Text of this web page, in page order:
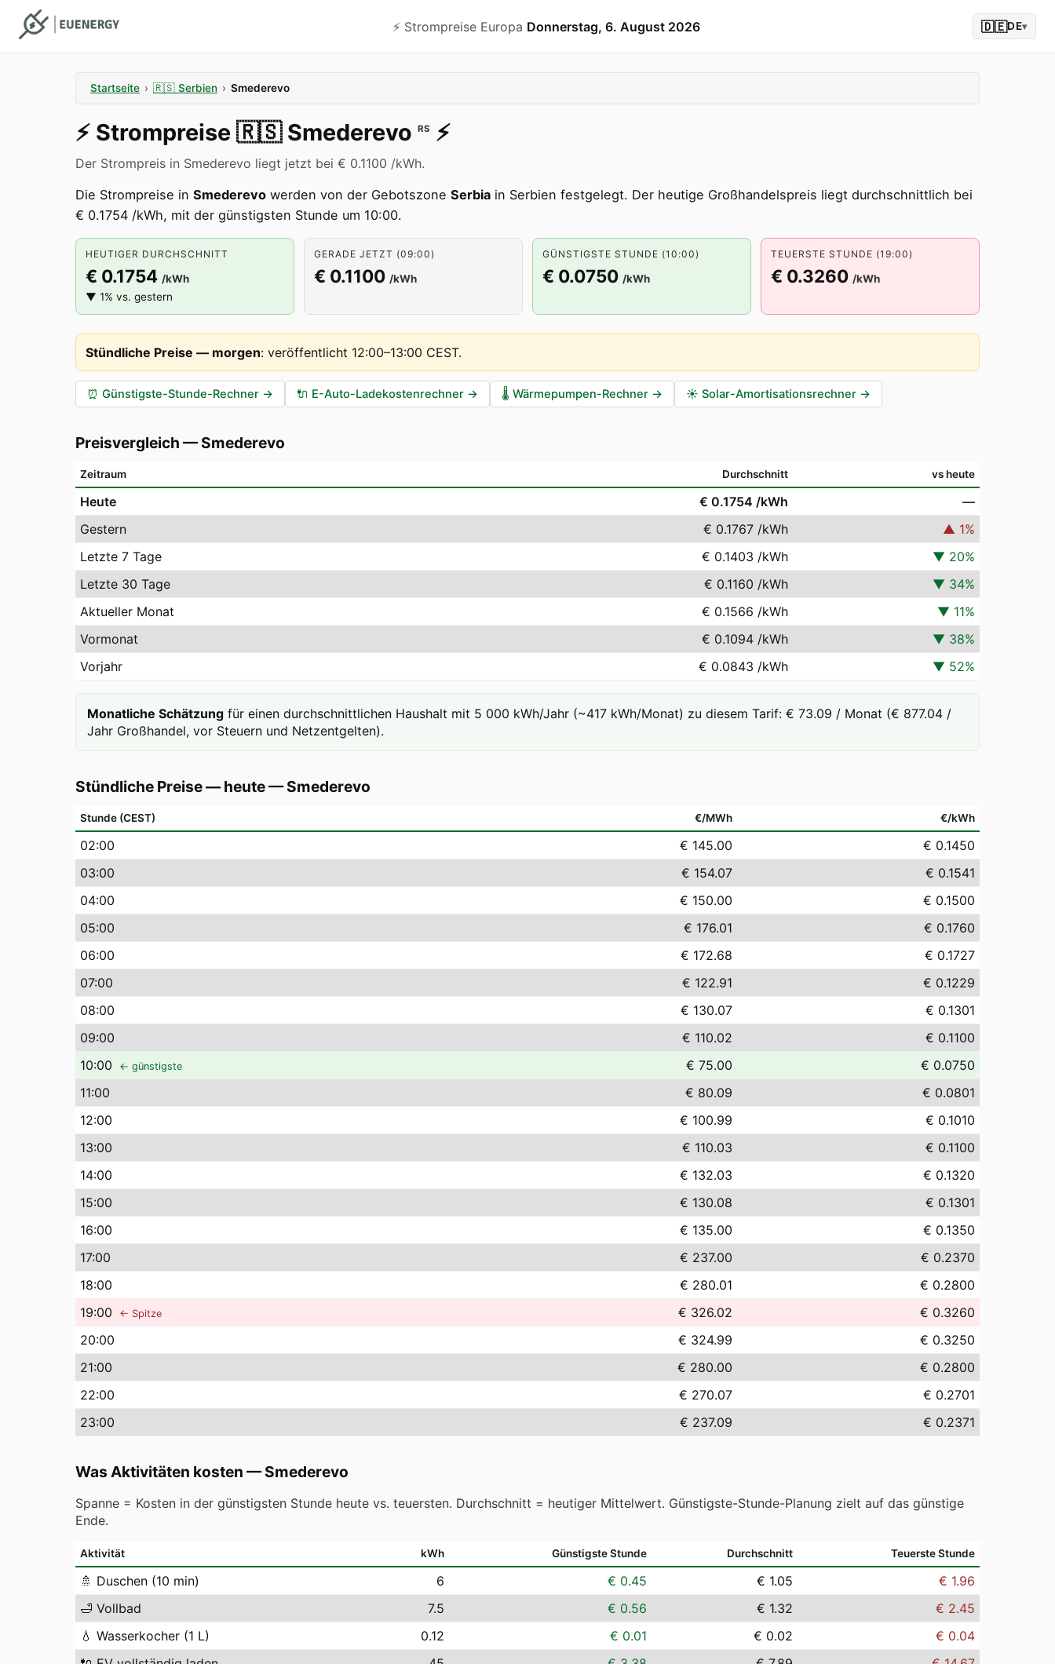
⚡️ Strompreise Europa Donnerstag, 6. August 2026 🇩🇪DE▾
Startseite › 🇷🇸 Serbien › Smederevo
⚡️ Strompreise 🇷🇸 Smederevo RS ⚡️
Der Strompreis in Smederevo liegt jetzt bei € 0.1100 /kWh.
Die Strompreise in Smederevo werden von der Gebotszone Serbia in Serbien festgelegt. Der heutige Großhandelspreis liegt durchschnittlich bei
€ 0.1754 /kWh, mit der günstigsten Stunde um 10:00.
HEUTIGER DURCHSCHNITT
€ 0.1754 /kWh
▼ 1% vs. gestern
GERADE JETZT (09:00)
€ 0.1100 /kWh
GÜNSTIGSTE STUNDE (10:00)
€ 0.0750 /kWh
TEUERSTE STUNDE (19:00)
€ 0.3260 /kWh
Stündliche Preise — morgen: veröffentlicht 12:00–13:00 CEST.
⏰ Günstigste-Stunde-Rechner → 🔌 E-Auto-Ladekostenrechner → 🌡️ Wärmepumpen-Rechner → ☀️ Solar-Amortisationsrechner →
Preisvergleich —Smederevo
Zeitraum Durchschnitt vs heute
Heute € 0.1754 /kWh
—
Gestern
€ 0.1767 /kWh ▲ 1%
Letzte 7 Tage
€ 0.1403 /kWh ▼ 20%
Letzte 30 Tage
€ 0.1160 /kWh ▼ 34%
Aktueller Monat
€ 0.1566 /kWh ▼ 11%
Vormonat
€ 0.1094 /kWh ▼ 38%
Vorjahr
€ 0.0843 /kWh ▼ 52%
Monatliche Schätzung für einen durchschnittlichen Haushalt mit 5 000 kWh/Jahr (~417 kWh/Monat) zu diesem Tarif: € 73.09 / Monat (€ 877.04 /
Jahr Großhandel, vor Steuern und Netzentgelten).
Stündliche Preise — heute—Smederevo
Stunde (CEST) €/MWh €/kWh
02:00 € 145.00
€ 0.1450
03:00 € 154.07
€ 0.1541
04:00 € 150.00
€ 0.1500
05:00 € 176.01
€ 0.1760
06:00 € 172.68
€ 0.1727
07:00 € 122.91
€ 0.1229
08:00 € 130.07
€ 0.1301
09:00 € 110.02
€ 0.1100
10:00 ← günstigste € 75.00
€ 0.0750
11:00 € 80.09
€ 0.0801
12:00 € 100.99
€ 0.1010
13:00 € 110.03
€ 0.1100
14:00 € 132.03
€ 0.1320
15:00 € 130.08
€ 0.1301
16:00 € 135.00
€ 0.1350
17:00 € 237.00
€ 0.2370
18:00 € 280.01
€ 0.2800
19:00 ← Spitze € 326.02
€ 0.3260
20:00 € 324.99
€ 0.3250
21:00 € 280.00
€ 0.2800
22:00 € 270.07
€ 0.2701
23:00 € 237.09 € 0.2371
Was Aktivitäten kosten —Smederevo
Spanne = Kosten in der günstigsten Stunde heute vs. teuersten. Durchschnitt = heutiger Mittelwert. Günstigste-Stunde-Planung zielt auf das günstige
Ende.
Aktivität kWh Günstigste Stunde Durchschnitt Teuerste Stunde
🚿 Duschen (10 min) 6 € 0.45 € 1.05
€ 1.96
🛁 Vollbad 7.5 € 0.56 € 1.32
€ 2.45
💧 Wasserkocher (1 L) 0.12 € 0.01 € 0.02
€ 0.04